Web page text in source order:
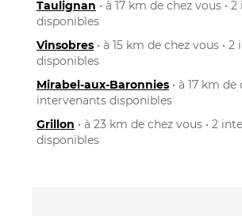
Taulignan • à 17 km de chez vous •
disponibles
Vinsobres • à 15 km de chez vous •
disponibles
Mirabel-aux-Baronnies • à 17 km de
intervenants disponibles
Grillon • à 23 km de chez vous • 2
disponibles